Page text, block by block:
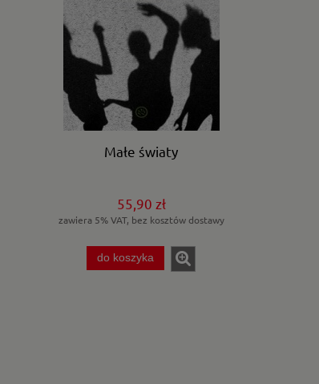
Małe światy
55,90 zł
zawiera 5% VAT, bez kosztów dostawy
do koszyka